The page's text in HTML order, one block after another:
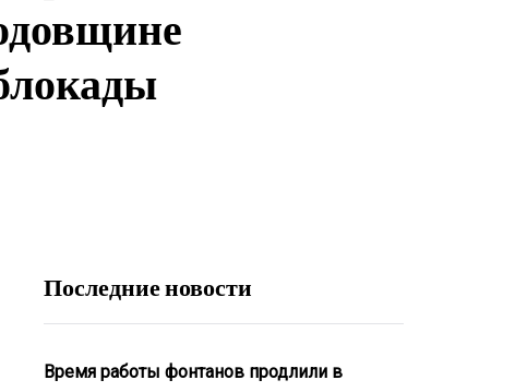
Последние новости
Время работы фонтанов продлили в